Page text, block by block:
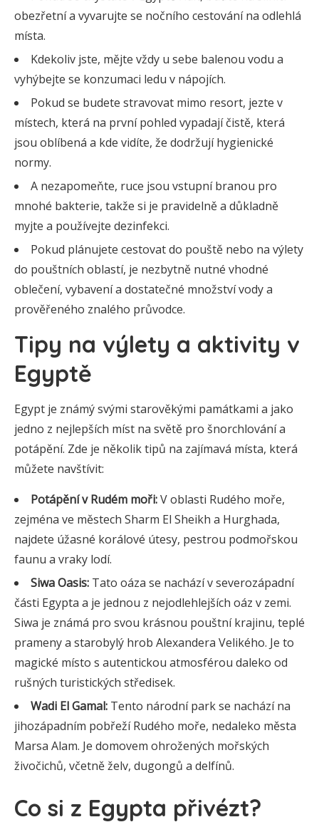
obezřetní a vyvarujte se nočního cestování na odlehlá
místa.
Kdekoliv jste, mějte vždy u sebe balenou vodu a
vyhýbejte se konzumaci ledu v nápojích.
Pokud se budete stravovat mimo resort, jezte v
místech, která na první pohled vypadají čistě, která
jsou oblíbená a kde vidíte, že dodržují hygienické
normy.
A nezapomeňte, ruce jsou vstupní branou pro
mnohé bakterie, takže si je pravidelně a důkladně
myjte a používejte dezinfekci.
Pokud plánujete cestovat do pouště nebo na výlety
do pouštních oblastí, je nezbytně nutné vhodné
oblečení, vybavení a dostatečné množství vody a
prověřeného znalého průvodce.
Tipy na výlety a aktivity v
Egyptě
Egypt je známý svými starověkými památkami a jako
jedno z nejlepších míst na světě pro šnorchlování a
potápění. Zde je několik tipů na zajímavá místa, která
můžete navštívit:
Potápění v Rudém moři:V oblasti Rudého moře,
zejména ve městech Sharm El Sheikh a Hurghada,
najdete úžasné korálové útesy, pestrou podmořskou
faunu a vraky lodí.
Siwa Oasis: Tato oáza se nachází v severozápadní
části Egypta a je jednou z nejodlehlejších oáz v zemi.
Siwa je známá pro svou krásnou pouštní krajinu, teplé
prameny a starobylý hrob Alexandera Velikého. Je to
magické místo s autentickou atmosférou daleko od
rušných turistických středisek.
Wadi El Gamal: Tento národní park se nachází na
jihozápadním pobřeží Rudého moře, nedaleko města
Marsa Alam. Je domovem ohrožených mořských
živočichů, včetně želv, dugongů a delfínů.
Co si z Egypta přivézt?